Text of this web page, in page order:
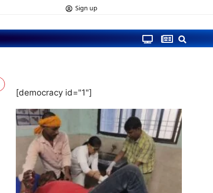
Sign up
[democracy id="1"]